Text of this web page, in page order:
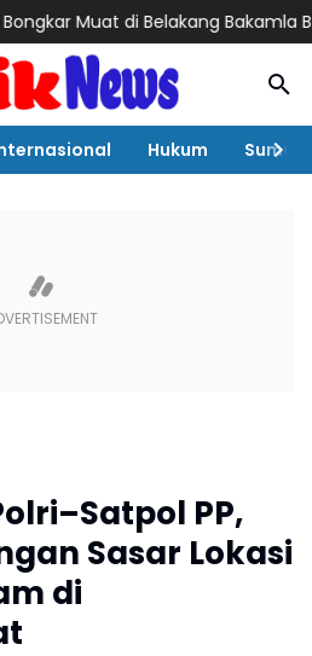
Belakang Bakamla Barelang, Bea
Hukum Sumut
PP,
Sasar Lokasi
di